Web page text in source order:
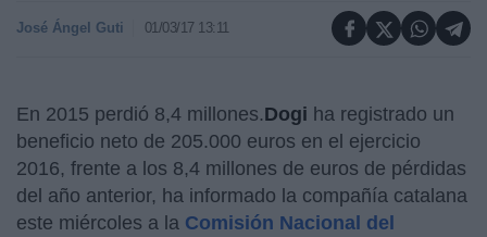
José Ángel Guti 01/03/17 13:11
En 2015 perdió 8,4 millones.Dogi ha registrado un
beneficio neto de 205.000 euros en el ejercicio
2016, frente a los 8,4 millones de euros de pérdidas
del año anterior, ha informado la compañía catalana
este miércoles a la Comisión Nacional del